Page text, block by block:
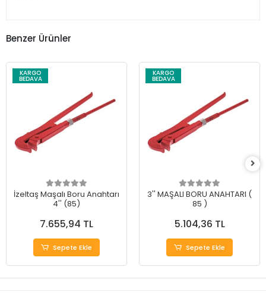
Benzer Ürünler
KARGO
BEDAVA
İzeltaş Maşalı Boru Anahtarı
4'' (85)
7.655,94 TL
Sepete Ekle
KARGO
BEDAVA
3'' MAŞALI BORU ANAHTARI (
85 )
5.104,36 TL
Sepete Ekle